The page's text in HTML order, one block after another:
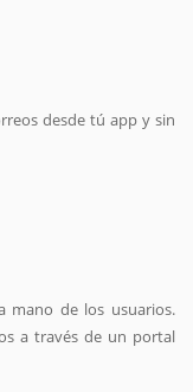
desde tú app y sin
mano de los usuarios.
a través de un portal